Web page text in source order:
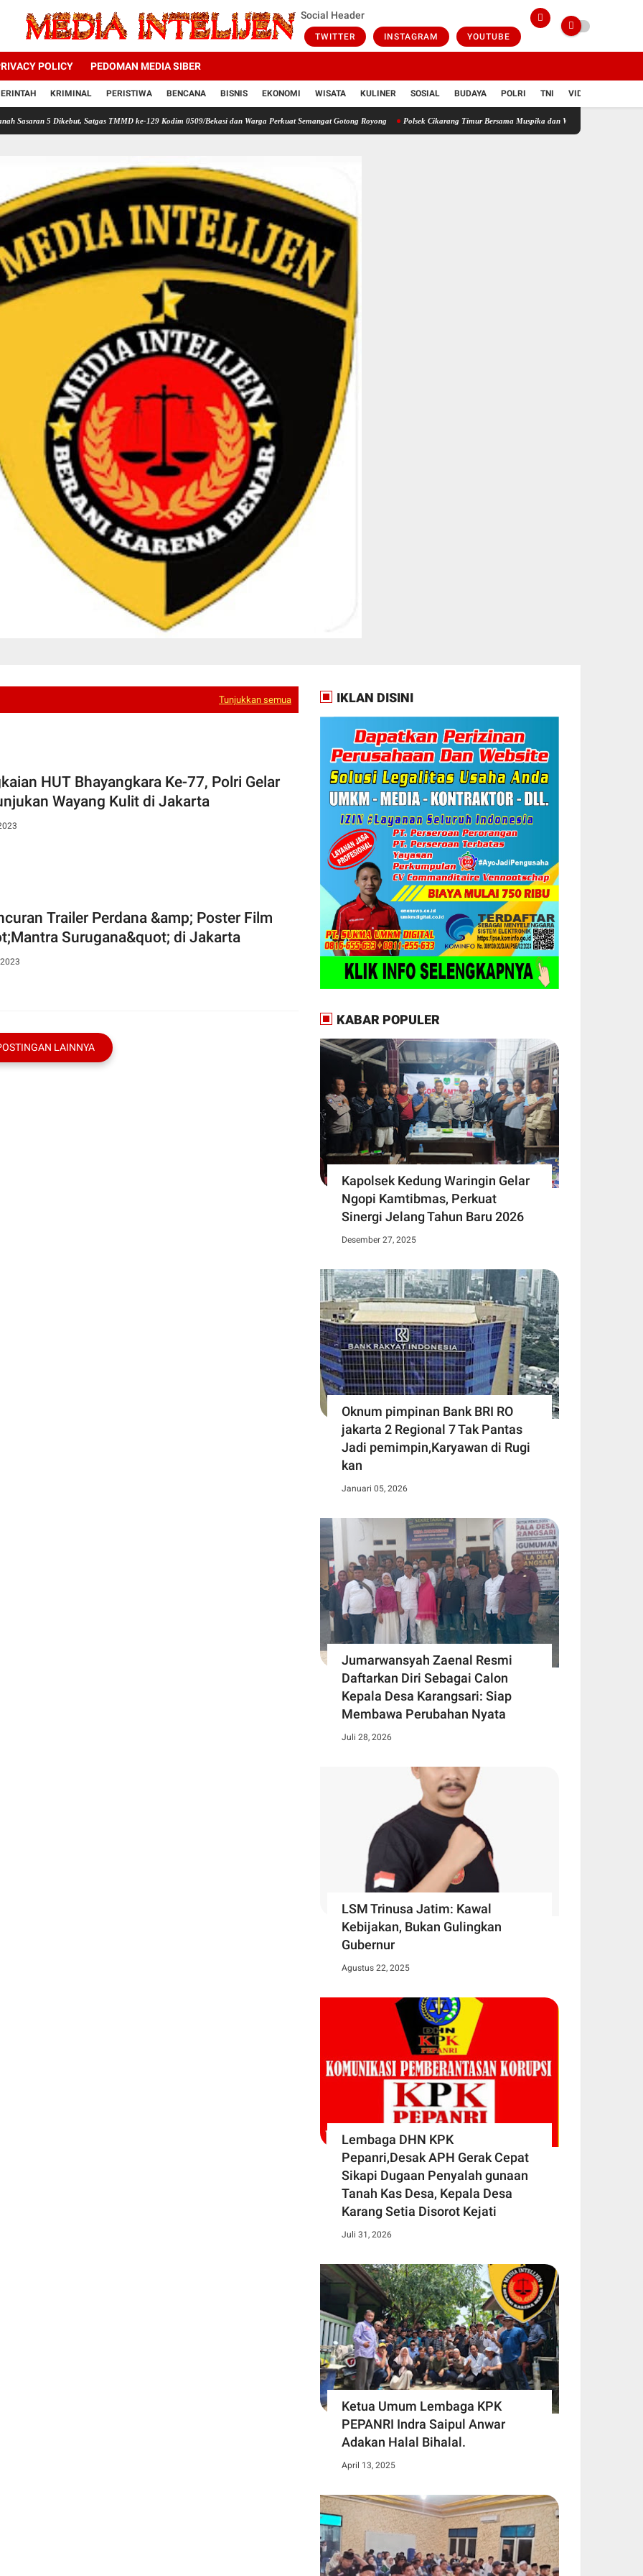
Social Header
TWITTER INSTAGRAM YOUTUBE
POLICY PEDOMAN MEDIA SIBER
KRIMINAL PERISTIWA BENCANA BISNIS EKONOMI WISATA KULINER SOSIAL BUDAYA POLRI TNI VIDIO
5 Dikebut, Satgas TMMD ke-129 Kodim 0509/Bekasi dan Warga Perkuat Semangat Gotong Royong Polsek Cikarang Timur Bersama Muspika dan Warga Gelar Kerja Bakti Sambut
Tunjukkan semua
HUT Bhayangkara Ke-77, Polri Gelar
Wayang Kulit di Jakarta
Trailer Perdana &amp; Poster Film
Surugana&quot; di Jakarta
LAINNYA
IKLAN DISINI
KABAR POPULER
Kapolsek Kedung Waringin Gelar
Ngopi Kamtibmas, Perkuat
Sinergi Jelang Tahun Baru 2026
Desember 27, 2025
Oknum pimpinan Bank BRI RO
jakarta 2 Regional 7 Tak Pantas
Jadi pemimpin,Karyawan di Rugi
kan
Januari 05, 2026
Jumarwansyah Zaenal Resmi
Daftarkan Diri Sebagai Calon
Kepala Desa Karangsari: Siap
Membawa Perubahan Nyata
Juli 28, 2026
LSM Trinusa Jatim: Kawal
Kebijakan, Bukan Gulingkan
Gubernur
Agustus 22, 2025
Lembaga DHN KPK
Pepanri,Desak APH Gerak Cepat
Sikapi Dugaan Penyalah gunaan
Tanah Kas Desa, Kepala Desa
Karang Setia Disorot Kejati
Juli 31, 2026
Ketua Umum Lembaga KPK
PEPANRI Indra Saipul Anwar
Adakan Halal Bihalal.
April 13, 2025